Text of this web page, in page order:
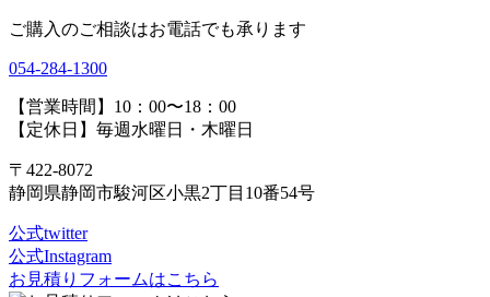
ご購入のご相談はお電話でも承ります
054-284-1300
【営業時間】10：00〜18：00
【定休日】毎週水曜日・木曜日
〒422-8072
静岡県静岡市駿河区小黒2丁目10番54号
公式twitter
公式Instagram
お見積りフォームはこちら